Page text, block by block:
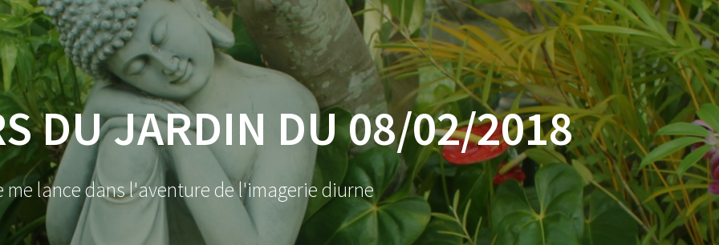
DU JARDIN DU 08/02/2018
me lance dans l'aventure de l'imagerie diurne